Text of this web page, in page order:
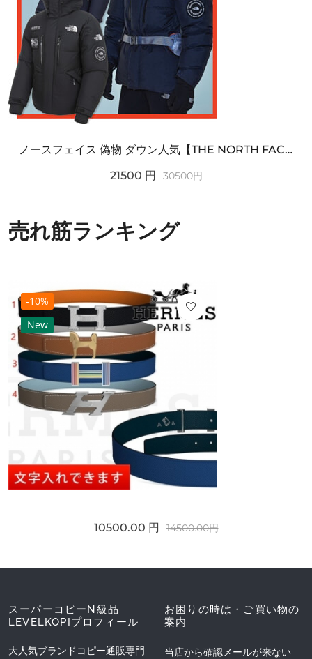
ノースフェイス 偽物 ダウン人気【THE NORTH FACE】M'S 7 SUMMIT HIM...
21500 円 30500円
売れ筋ランキング
-10%
New
10500.00 円 14500.00円
スーパーコピーN級品
LEVELKOPIプロフィール
大人気ブランドコピー通販専門
お困りの時は・ご買い物の
案内
当店から確認メールが来ない